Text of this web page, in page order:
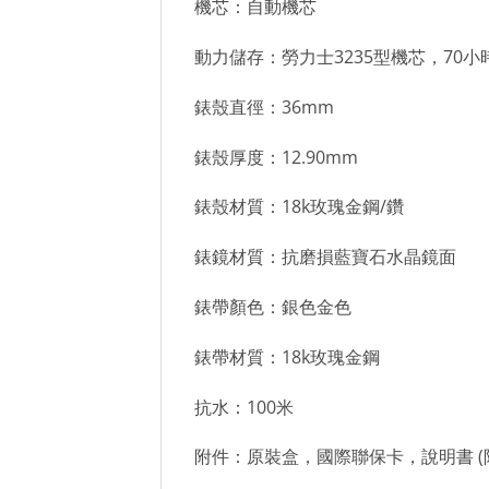
機芯：自動機芯
動力儲存：勞力士3235型機芯，70小
錶殼直徑：36mm
錶殼厚度：12.90mm
錶殼材質：18k玫瑰金鋼/鑽
錶鏡材質：抗磨損藍寶石水晶鏡面
錶帶顏色：銀色金色
錶帶材質：18k玫瑰金鋼
抗水：100米
附件：原裝盒，國際聯保卡，說明書 (